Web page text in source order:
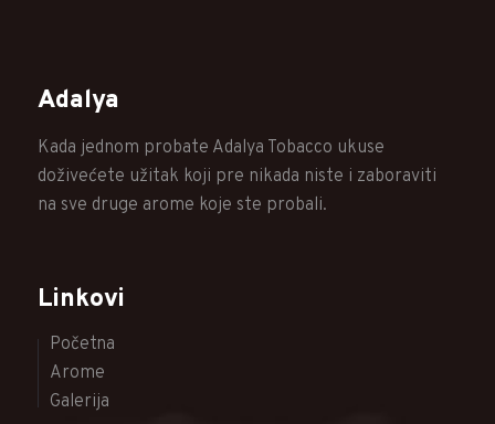
Adalya
Kada jednom probate Adalya Tobacco ukuse
doživećete užitak koji pre nikada niste i zaboraviti
na sve druge arome koje ste probali.
Linkovi
Početna
Arome
Galerija